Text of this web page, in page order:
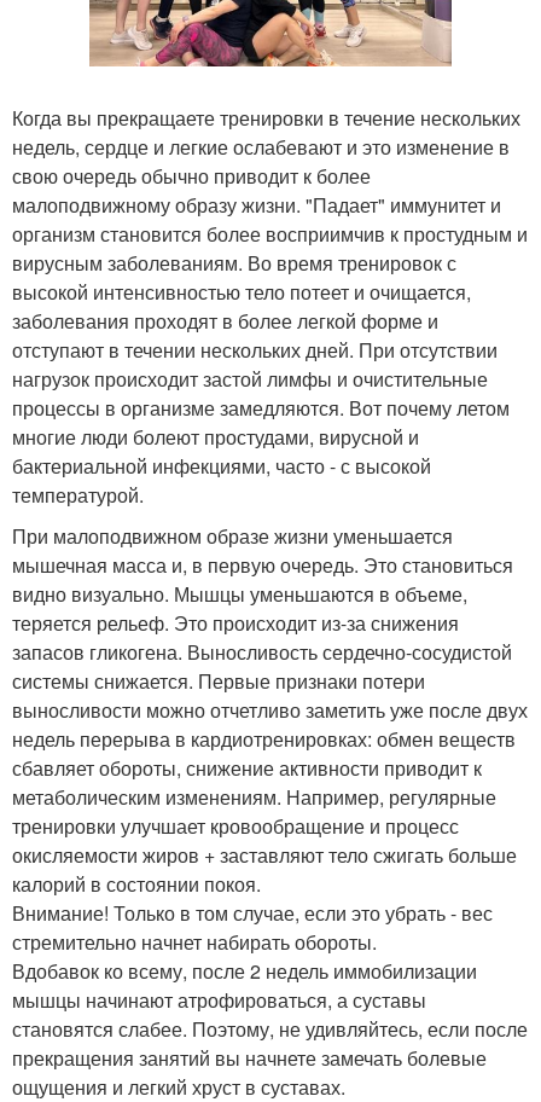
Когда вы прекращаете тренировки в течение нескольких
недель, сердце и легкие ослабевают и это изменение в
свою очередь обычно приводит к более
малоподвижному образу жизни. "Падает" иммунитет и
организм становится более восприимчив к простудным и
вирусным заболеваниям. Во время тренировок с
высокой интенсивностью тело потеет и очищается,
заболевания проходят в более легкой форме и
отступают в течении нескольких дней. При отсутствии
нагрузок происходит застой лимфы и очистительные
процессы в организме замедляются. Вот почему летом
многие люди болеют простудами, вирусной и
бактериальной инфекциями, часто - с высокой
температурой.
При малоподвижном образе жизни уменьшается
мышечная масса и, в первую очередь. Это становиться
видно визуально. Мышцы уменьшаются в объеме,
теряется рельеф. Это происходит из-за снижения
запасов гликогена. Выносливость сердечно-сосудистой
системы снижается. Первые признаки потери
выносливости можно отчетливо заметить уже после двух
недель перерыва в кардиотренировках: обмен веществ
сбавляет обороты, снижение активности приводит к
метаболическим изменениям. Например, регулярные
тренировки улучшает кровообращение и процесс
окисляемости жиров + заставляют тело сжигать больше
калорий в состоянии покоя.
Внимание! Только в том случае, если это убрать - вес
стремительно начнет набирать обороты.
Вдобавок ко всему, после 2 недель иммобилизации
мышцы начинают атрофироваться, а суставы
становятся слабее. Поэтому, не удивляйтесь, если после
прекращения занятий вы начнете замечать болевые
ощущения и легкий хруст в суставах.